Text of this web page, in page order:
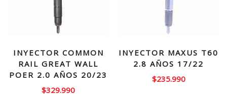
INYECTOR COMMON
RAIL GREAT WALL
POER 2.0 AÑOS 20/23
$329.990
INYECTOR MAXUS T60
2.8 AÑOS 17/22
$235.990